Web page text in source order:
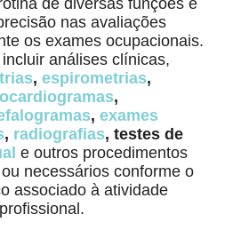
de diversas funções e
nas avaliações
os exames ocupacionais.
análises clínicas,
, espirometrias,
,
, exames
, radiografias, testes de
e outros procedimentos
necessários conforme o
associado à atividade
profissional.